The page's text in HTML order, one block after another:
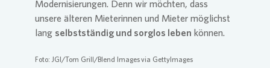
Modernisierungen. Denn wir möchten, dass
unsere älteren Mieterinnen und Mieter möglichst
lang selbstständig und sorglos leben können.
Foto: JGI/Tom Grill/Blend Images via GettyImages